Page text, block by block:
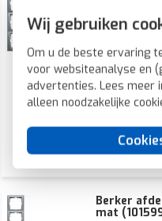
Wij gebruiken
Om u de beste ervaring
voor websiteanalyse en
advertenties. Lees meer
alleen noodzakelijke
Berker
Voorraad:
Verwachte
Voor
Berker
mat